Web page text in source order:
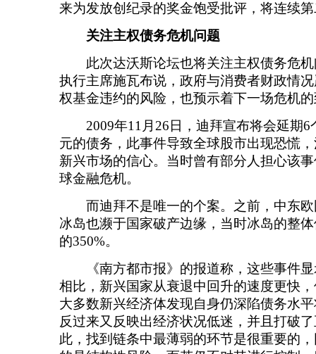
来为发放创纪录的奖金饱受批评，将连续
关注主权债务危机问题
此次达沃斯论坛也将关注主权债务危机
执行主席施瓦布说，政府与消费者财政情
权基金违约的风险，也预示着下一场危机
2009年11月26日，迪拜宣布将会延期6
元的债务，此事件导致全球股市出现恐慌
新兴市场的信心。当时曾有部分人担心该
球金融危机。
而迪拜不是唯一的个案。之前，中东欧
冰岛也濒于国家破产边缘，当时冰岛的整
的350%。
《南方都市报》的报道称，这些事件显
相比，新兴国家从衰退中回升的速度更快
大多数新兴经济体发现自身仍深陷债务水
反过来又反映出经济状况低迷，并且打破
此，找到链条中最薄弱的环节是很重要的